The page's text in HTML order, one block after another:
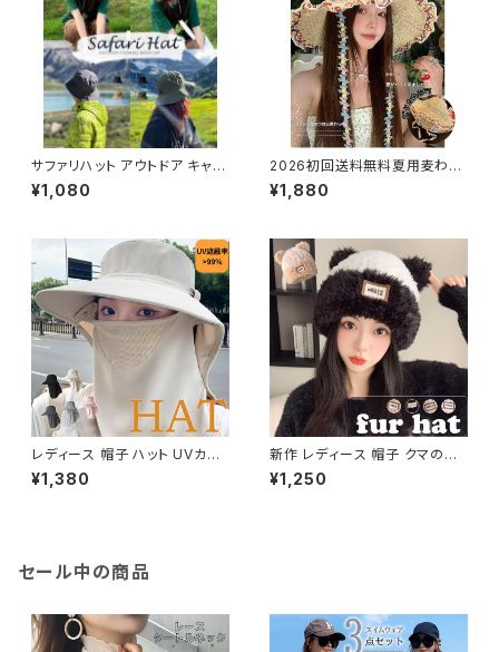
サファリハット アウトドア キャン
プ 山登り 帽子 紫外線対策 あご
ヒモ つば 旅行 カジュアル
¥1,080
2026初回送料無料夏用麦わら
風 ハット レディース カラービー
ズ付き つば広 帽子 ガーリー か
¥1,880
レディース 帽子 ハット UVカット
紫外線対策 折りたたみ つば広
遮熱 通気 鼻部通気ネット 首カ
¥1,380
新作 レディース 帽子 クマの耳
が付き もこもこ ふわふわ フェイ
クファー 保温 小顔効果 猫耳
¥1,250
セール中の商品